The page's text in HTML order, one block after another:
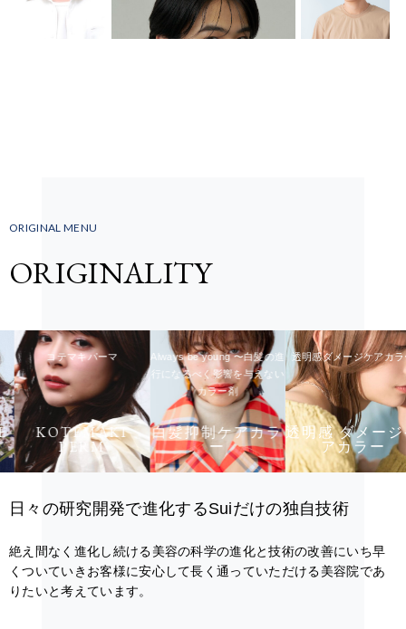
ORIGINAL MENU
ORIGINALITY
コテマキパーマ
KOTEMAKI
PERM
Always be young 〜白髪の進
行になるべく影響を与えない
カラー剤
白髪抑制ケアカラ
ー
透明感ダメージケアカラー
透明感 ダメージケ
アカラー
日々の研究開発で進化するSuiだけの独自技術
絶え間なく進化し続ける美容の科学の進化と技術の改善にいち早
くついていきお客様に安心して長く通っていただける美容院であ
りたいと考えています。